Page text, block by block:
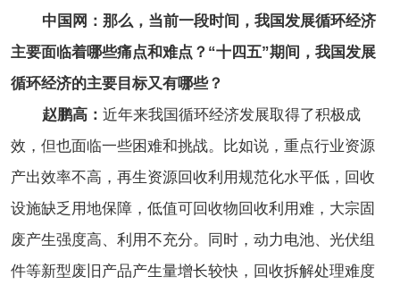
中国网：那么，当前一段时间，我国发展循环经济
主要面临着哪些痛点和难点？“十四五”期间，我国发展
循环经济的主要目标又有哪些？
赵鹏高： 近年来我国循环经济发展取得了积极成
效，但也面临一些困难和挑战。比如说，重点行业资源
产出效率不高，再生资源回收利用规范化水平低，回收
设施缺乏用地保障，低值可回收物回收利用难，大宗固
废产生强度高、利用不充分。同时，动力电池、光伏组
件等新型废旧产品产生量增长较快，回收拆解处理难度